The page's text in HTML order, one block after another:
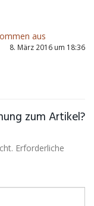
aus
8. März 2016 um 18:36
zum Artikel?
Erforderliche